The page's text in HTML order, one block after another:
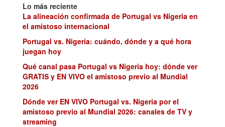
Lo más reciente
La alineación confirmada de Portugal vs Nigeria en
el amistoso internacional
Portugal vs. Nigeria: cuándo, dónde y a qué hora
juegan hoy
Qué canal pasa Portugal vs Nigeria hoy: dónde ver
GRATIS y EN VIVO el amistoso previo al Mundial
2026
Dónde ver EN VIVO Portugal vs. Nigeria por el
amistoso previo al Mundial 2026: canales de TV y
streaming